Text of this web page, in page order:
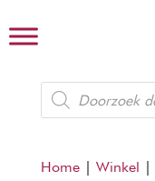
Producten
zoeken
Home| Winkel |